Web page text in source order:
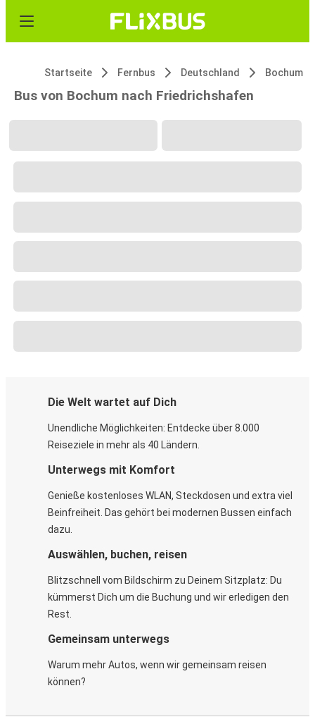
Startseite Fernbus Deutschland Bochum
Bus von Bochum nach Friedrichshafen
Die Welt wartet auf Dich
Unendliche Möglichkeiten: Entdecke über 8.000
Reiseziele in mehr als 40 Ländern.
Unterwegs mit Komfort
Genieße kostenloses WLAN, Steckdosen und extra viel
Beinfreiheit. Das gehört bei modernen Bussen einfach
dazu.
Auswählen, buchen, reisen
Blitzschnell vom Bildschirm zu Deinem Sitzplatz: Du
kümmerst Dich um die Buchung und wir erledigen den
Rest.
Gemeinsam unterwegs
Warum mehr Autos, wenn wir gemeinsam reisen
können?